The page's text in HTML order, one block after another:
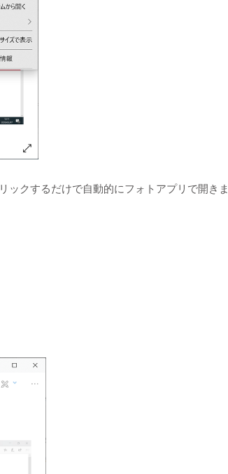
ックするだけで自動的にフォトアプリで開きま